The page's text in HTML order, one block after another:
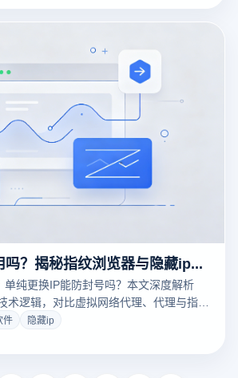
隐藏ip软件有用吗？揭秘指纹浏览器与隐藏ip在防关联中的核心真相
单纯更换IP能防封号吗？本文深度解析
术逻辑，对比虚拟网络代理、代理与指纹
结合云登指纹浏览器的环境隔离与
，为您提供跨境电商、社媒矩阵多账号防
件
隐藏ip